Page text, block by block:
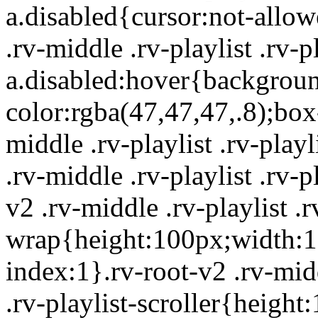
a.disabled{cursor:not-
.rv-middle .rv-playlist .rv-
middle .rv-playlist .rv-
.rv-middle .rv-playlist .rv-
v2 .rv-middle .rv-playlist
index:1}.rv-root-v2 .rv-
.rv-playlist-